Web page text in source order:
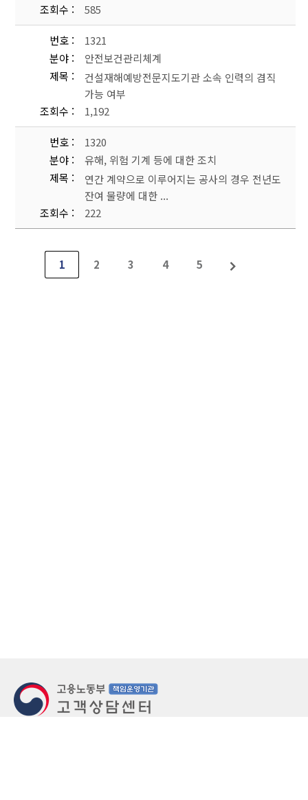
조회수
585
번호
1321
분야
안전보건관리체계
제목
건설재해예방전문지도기관 소속 인력의 겸직
가능 여부
조회수
1,192
번호
1320
분야
유해, 위험 기계 등에 대한 조치
제목
연간 계약으로 이루어지는 공사의 경우 전년도
잔여 물량에 대한 ...
조회수
222
1 2 3 4 5